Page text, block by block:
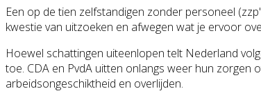
Een op de tien zelfstandigen zonder personeel
kwestie van uitzoeken en afwegen wat je ervoor
Hoewel schattingen uiteenlopen telt Nederland
toe. CDA en PvdA uitten onlangs weer hun zorgen
arbeidsongeschiktheid en overlijden.